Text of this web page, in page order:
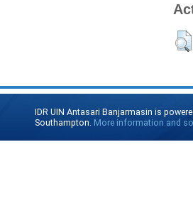
IDR UIN Antasari Banjarmasin is
Southampton. More information and